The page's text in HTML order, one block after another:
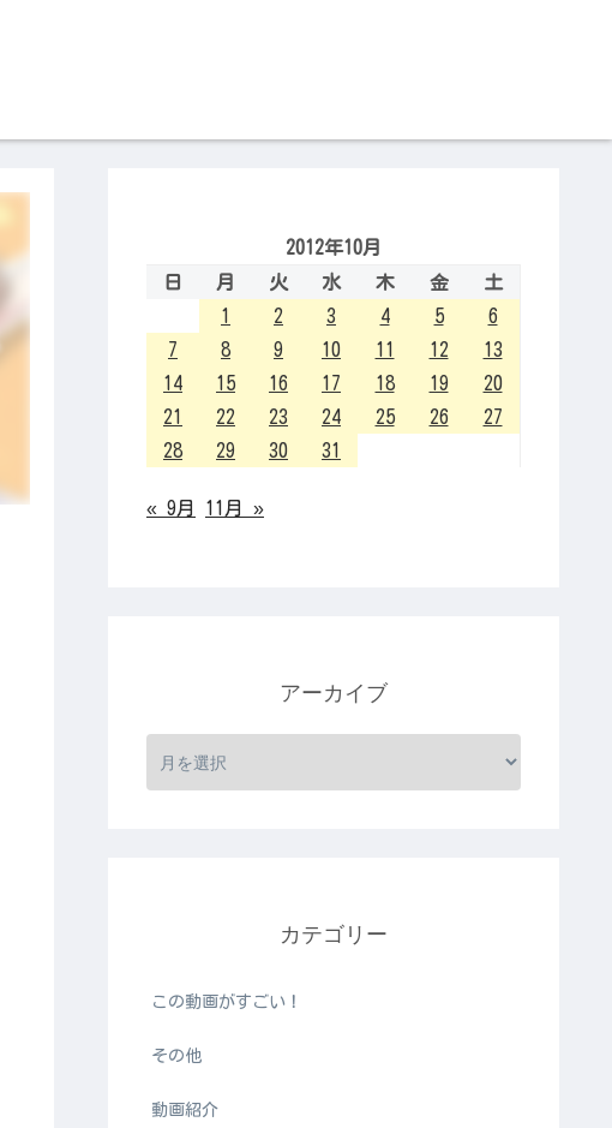
2012年10月
日
月 火 水 木 金
土
1
2 3 4 5
6
7
8 9 10 11 12
13
14
15 16 17 18 19
20
21
22 23 24 25 26
27
28
29 30 31
« 9月 11月 »
アーカイブ
カテゴリー
この動画がすごい！
その他
動画紹介